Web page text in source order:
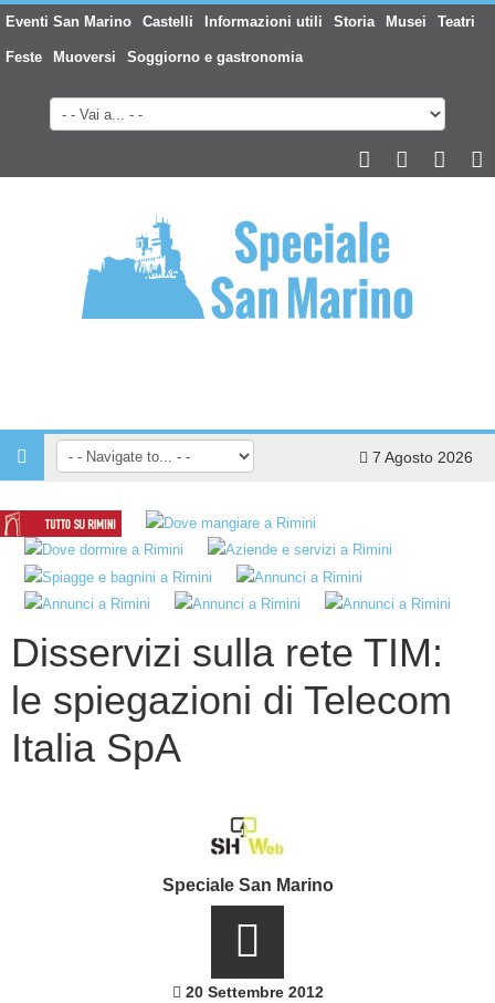
Eventi San Marino Castelli Informazioni utili Storia Musei Teatri
Feste Muoversi Soggiorno e gastronomia
7 Agosto 2026
Disservizi sulla rete TIM:
le spiegazioni di Telecom
Italia SpA
Speciale San Marino
20 Settembre 2012